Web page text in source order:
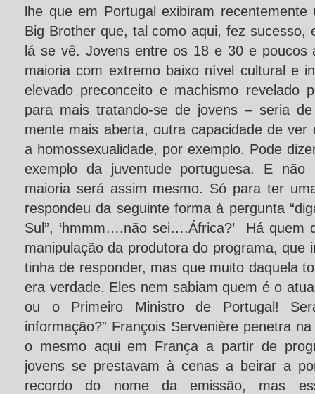
lhe que em Portugal exibiram
Big Brother que, tal como aqui, fez sucesso,
lá se vê. Jovens entre os 18 e 30 e poucos
maioria com extremo baixo nível cultural e
elevado preconceito e machismo revelado
para mais tratando-se de jovens – seria
mente mais aberta, outra capacidade de ver
a homossexualidade, por exemplo. Pode
exemplo da juventude portuguesa. E
maioria será assim mesmo. Só para ter
respondeu da seguinte forma à pergunta
Sul”, ‘hmmm….não sei….África?’ Há quem
manipulação da produtora do programa, que
tinha de responder, mas que muito daquela
era verdade. Eles nem sabiam quem é o
ou o Primeiro Ministro de Portugal!
informação?” François Servenière penetra
o mesmo aqui em França a partir de
jovens se prestavam à cenas a beirar a
recordo do nome da emissão, mas